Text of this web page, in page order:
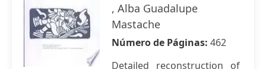
, Alba Guadalupe
Mastache
Número de Páginas: 462
Detailed reconstruction of